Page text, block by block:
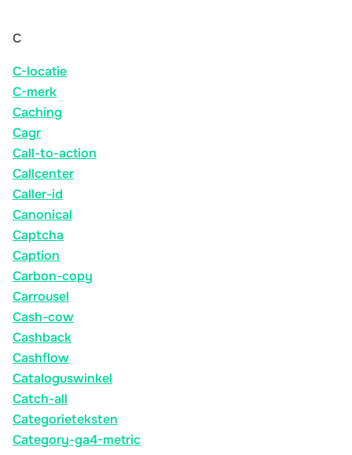
C
C-locatie
C-merk
Caching
Cagr
Call-to-action
Callcenter
Caller-id
Canonical
Captcha
Caption
Carbon-copy
Carrousel
Cash-cow
Cashback
Cashflow
Cataloguswinkel
Catch-all
Categorieteksten
Category-ga4-metric